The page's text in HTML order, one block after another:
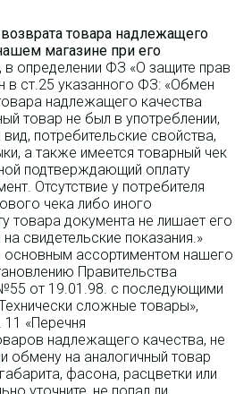
возврата товара надлежащего
магазине при его
, в определении ФЗ «О защите прав
в ст.25 указанного ФЗ: «Обмен
надлежащего качества
товар не был в употреблении,
потребительские свойства,
а также имеется товарный чек
подтверждающий оплату
Отсутствие у потребителя
чека либо иного
товара документа не лишает его
свидетельские показания.»
ассортиментом нашего
Правительства
от 19.01.98. с последующими
сложные товары»,
«Перечня
надлежащего качества, не
обмену на аналогичный товар
фасона, расцветки или